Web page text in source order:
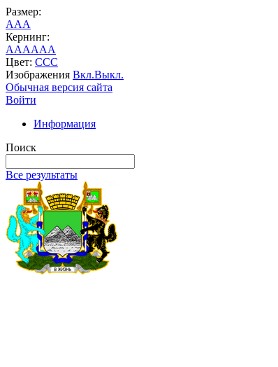
Размер:
AAA
Кернинг:
AAAAAA
Цвет: CCC
Изображения Вкл.Выкл.
Обычная версия сайта
Войти
Информация
Поиск
Все результаты